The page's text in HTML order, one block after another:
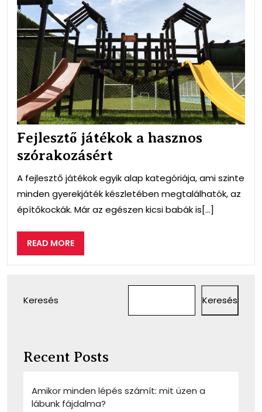
Fejlesztő játékok a hasznos
szórakozásért
A fejlesztő játékok egyik alap kategóriája, ami szinte
minden gyerekjáték készletében megtalálhatók, az
építőkockák. Már az egészen kicsi babák is[...]
READ MOREREAD
MORE
Keresés Keresés
Recent Posts
Amikor minden lépés számít: mit üzen a
lábunk fájdalma?